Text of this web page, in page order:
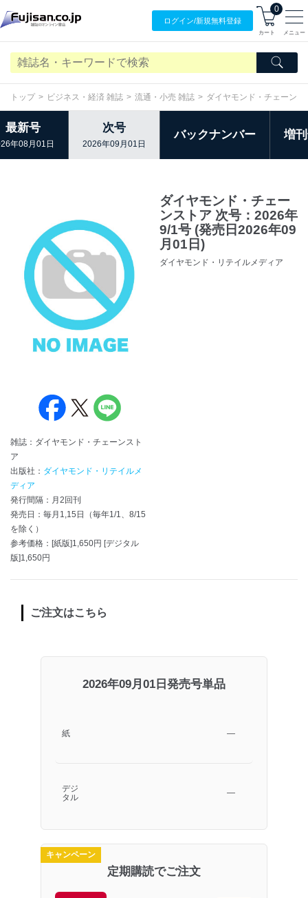
ログイン/新規無料登録
0
カート メニュー
トップ ビジネス・経済 雑誌 流通・小売 雑誌 ダイヤモンド・チェーン
最新号
年08月01日
次号
2026年09月01日
バックナンバー 増
雑誌：ダイヤモンド・チェーンスト
ア
出版社： ダイヤモンド・リテイルメ
ディア
発行間隔：月2回刊
発売日：毎月1,15日（毎年1/1、8/15
を除く）
参考価格：[紙版]1,650円 [デジタル
版]1,650円
ダイヤモンド・チェー
ンストア 次号：2026年
9/1号 (発売日2026年09
月01日)
ダイヤモンド・リテイルメディア
ご注文はこちら
2026年09月01日発売号単品
紙 ―
デジ
タル
―
キャンペーン
定期購読でご注文